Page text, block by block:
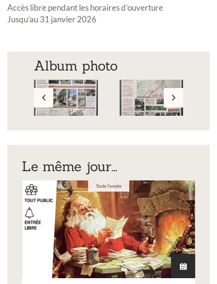
Accès libre pendant les horaires d’ouverture
Jusqu’au 31 janvier 2026
Album photo
Le même jour...
Toute l'année